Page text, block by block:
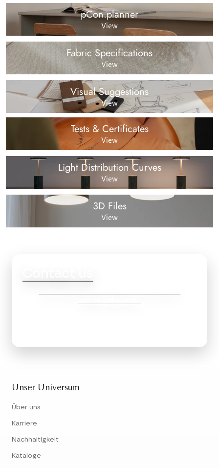
pCon.planner
View
Fabric Specifications
View
Visual Suggestions
View
Tests & Certificates
View
Light Distribution Curves
View
3D Files
View
Unser Universum
Über uns
Karriere
Nachhaltigkeit
Kataloge